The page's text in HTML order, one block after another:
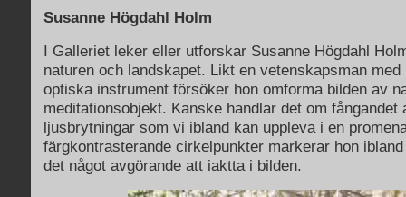
Susanne Högdahl Holm
I Galleriet leker eller utforskar Susanne Högdahl
naturen och landskapet. Likt en vetenskapsman
optiska instrument försöker hon omforma bilden av
meditationsobjekt. Kanske handlar det om fångandet
ljusbrytningar som vi ibland kan uppleva i en
färgkontrasterande cirkelpunkter markerar hon
det något avgörande att iaktta i bilden.